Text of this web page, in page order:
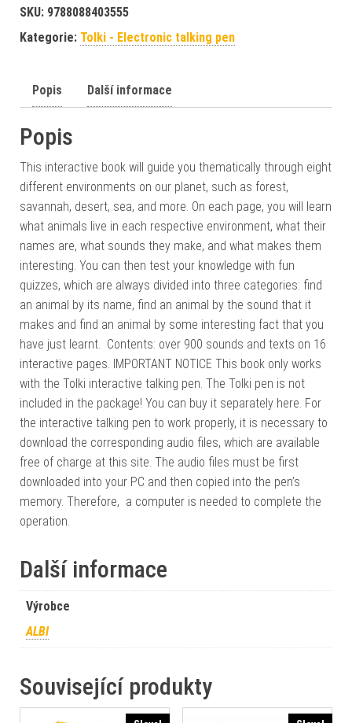
SKU: 9788088403555
Kategorie: Tolki - Electronic talking pen
Popis Další informace
Popis
This interactive book will guide you thematically through eight
different environments on our planet, such as forest,
savannah, desert, sea, and more. On each page, you will learn
what animals live in each respective environment, what their
names are, what sounds they make, and what makes them
interesting. You can then test your knowledge with fun
quizzes, which are always divided into three categories: find
an animal by its name, find an animal by the sound that it
makes and find an animal by some interesting fact that you
have just learnt. Contents: over 900 sounds and texts on 16
interactive pages. IMPORTANT NOTICE This book only works
with the Tolki interactive talking pen. The Tolki pen is not
included in the package! You can buy it separately here. For
the interactive talking pen to work properly, it is necessary to
download the corresponding audio files, which are available
free of charge at this site. The audio files must be first
downloaded into your PC and then copied into the pen’s
memory. Therefore, a computer is needed to complete the
operation.
Další informace
Výrobce
ALBI
Související produkty